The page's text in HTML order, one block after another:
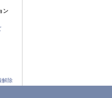
ン
解除